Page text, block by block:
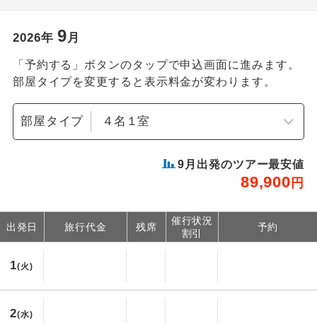
2026年 9月
「予約する」ボタンのタップで申込画面に進みます。
部屋タイプを変更すると表示料金が変わります。
部屋タイプ
9 月出発のツアー最安値
89,900 円
出発日 旅行代金 残席
催行状況
割引
予約
1(火)
2(水)